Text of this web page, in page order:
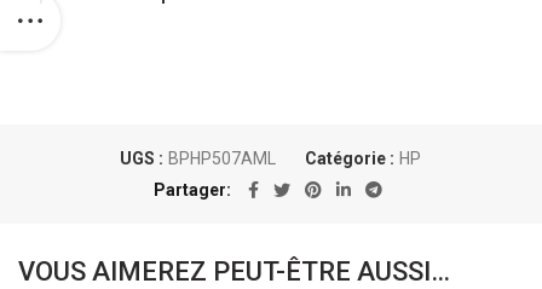
UGS : BPHP507AML Catégorie : HP
Partager
VOUS AIMEREZ PEUT-ÊTRE AUSSI…